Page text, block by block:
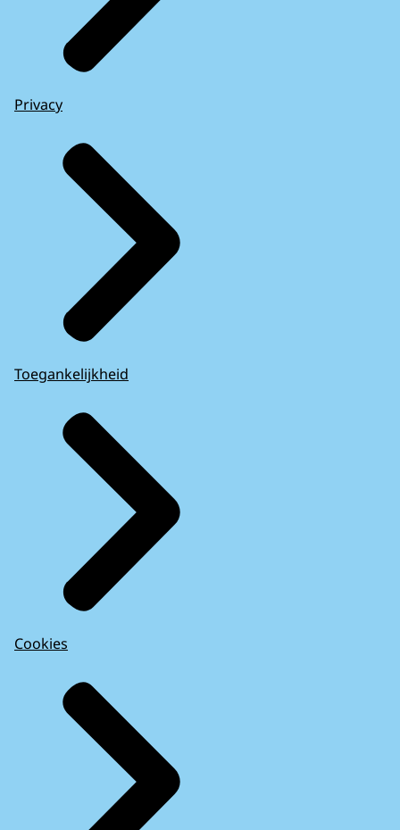
Privacy
Toegankelijkheid
Cookies